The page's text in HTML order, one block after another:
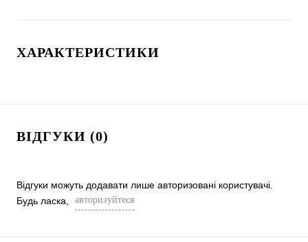
ХАРАКТЕРИСТИКИ
ВІДГУКИ (0)
Відгуки можуть додавати лише авторизовані користувачі.
Будь ласка,
авторизуйтеся